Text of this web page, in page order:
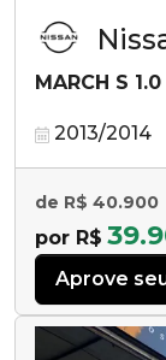
MARCH S
2013/2014
de R$ 40.900
por R$
Aprove